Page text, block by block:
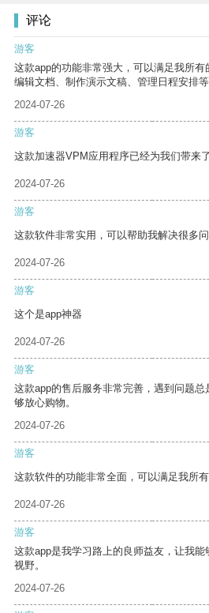
评论
游客
这款app的功能非常强大，可以满足我所
编辑文档、制作演示文稿、管理日程安排等
2024-07-26
游客
这款加速器VPM应用程序已经为我们带来
2024-07-26
游客
这款软件非常实用，可以帮助我解决很多问
2024-07-26
游客
这个是app神器
2024-07-26
游客
这款app的售后服务非常完善，遇到问题
够放心购物。
2024-07-26
游客
这款软件的功能非常全面，可以满足我所有
2024-07-26
游客
这款app是我学习路上的良师益友，让我
视野。
2024-07-26